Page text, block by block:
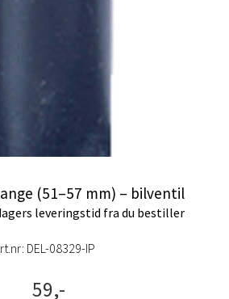
(51–57 mm) – bilventil
leveringstid fra du bestiller
DEL-08329-IP
59,-